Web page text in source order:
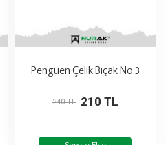
Penguen Çelik Bıçak No:3
210 TL
240 TL